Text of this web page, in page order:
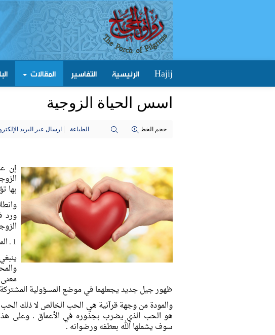
Hajij الرئيسية التفاسير المقالات
اسس الحياة الزوجية
حجم الخط الطباعة ارسال عبر البريد
إن
بها
ورد
1 ـ المودّة والصفاء :
ظهور جيل جديد يجعلهما في موضع المسؤولية
والمودة من وجهة قرآنية هي الحب الخالص لا ذلك
هو الحب الذي يضرب بجذوره في الأعماق . وعلى هذا
سوف يشملها الله بعطفه ورضوانه .